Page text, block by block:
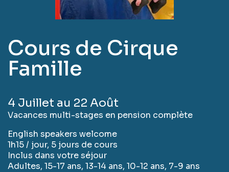
Cours de Cirque
Famille
4 Juillet au 22 Août
Vacances multi-stages en pension complète
English speakers welcome
1h15 / jour, 5 jours de cours
Inclus dans votre séjour
Adultes, 15-17 ans, 13-14 ans, 10-12 ans, 7-9 ans